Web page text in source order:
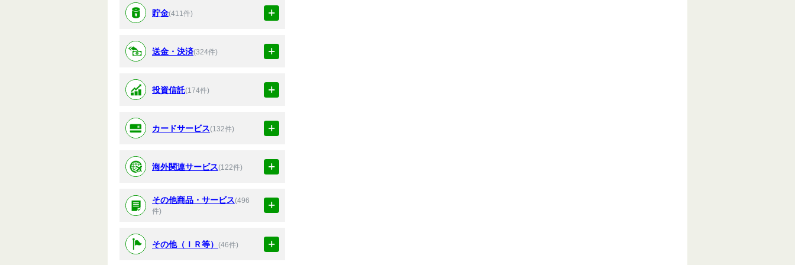
貯金(411件)
送金・決済(324件)
投資信託(174件)
カードサービス(132件)
海外関連サービス(122件)
その他商品・サービス(496
件)
その他（ＩＲ等） (46件)